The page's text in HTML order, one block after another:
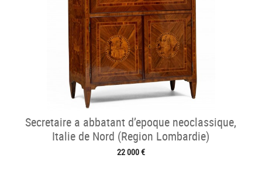
Secretaire a abbatant d’epoque neoclassique,
Italie de Nord (Region Lombardie)
22 000 €